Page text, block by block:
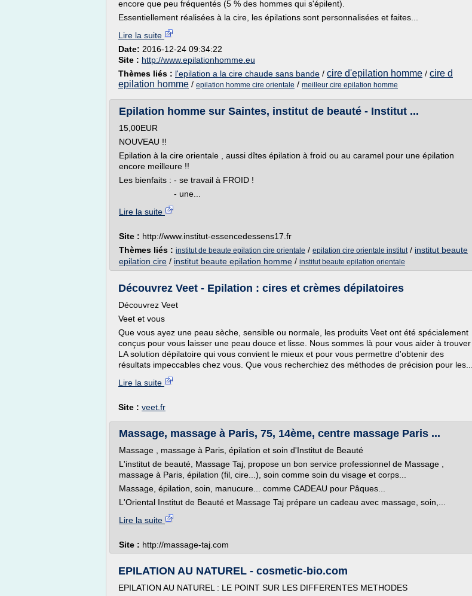
encore que peu fréquentés (5 % des hommes qui s'épilent).
Essentiellement réalisées à la cire, les épilations sont personnalisées et faites...
Lire la suite
Date: 2016-12-24 09:34:22
Site : http://www.epilationhomme.eu
Thèmes liés : l'epilation a la cire chaude sans bande / cire d'epilation homme / cire d
epilation homme / epilation homme cire orientale / meilleur cire epilation homme
Epilation homme sur Saintes, institut de beauté - Institut ...
15,00EUR
NOUVEAU !!
Epilation à la cire orientale , aussi dîtes épilation à froid ou au caramel pour une épilation
encore meilleure !!
Les bienfaits : - se travail à FROID !
- une...
Lire la suite
Site : http://www.institut-essencedessens17.fr
Thèmes liés : institut de beaute epilation cire orientale / epilation cire orientale institut/ institut beaute
epilation cire / institut beaute epilation homme / institut beaute epilation orientale
Découvrez Veet - Epilation : cires et crèmes dépilatoires
Découvrez Veet
Veet et vous
Que vous ayez une peau sèche, sensible ou normale, les produits Veet ont été spécialement
conçus pour vous laisser une peau douce et lisse. Nous sommes là pour vous aider à trouver
LA solution dépilatoire qui vous convient le mieux et pour vous permettre d'obtenir des
résultats impeccables chez vous. Que vous recherchiez des méthodes de précision pour les...
Lire la suite
Site : veet.fr
Massage, massage à Paris, 75, 14ème, centre massage Paris ...
Massage , massage à Paris, épilation et soin d'Institut de Beauté
L'institut de beauté, Massage Taj, propose un bon service professionnel de Massage ,
massage à Paris, épilation (fil, cire...), soin comme soin du visage et corps...
Massage, épilation, soin, manucure... comme CADEAU pour Pâques...
L'Oriental Institut de Beauté et Massage Taj prépare un cadeau avec massage, soin,...
Lire la suite
Site : http://massage-taj.com
EPILATION AU NATUREL - cosmetic-bio.com
EPILATION AU NATUREL : LE POINT SUR LES DIFFERENTES METHODES